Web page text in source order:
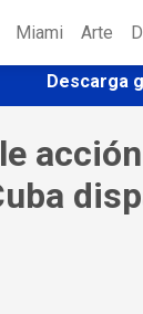
Miami Arte
Descarga